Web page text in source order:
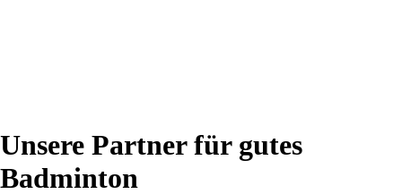
Unsere Partner für gutes
Badminton